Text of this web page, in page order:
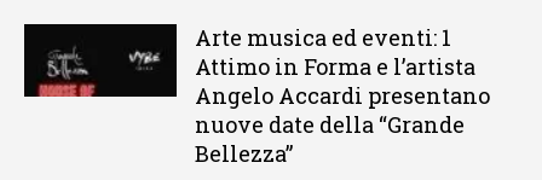
Arte musica ed eventi: 1
Attimo in Forma e l’artista
Angelo Accardi presentano
nuove date della “Grande
Bellezza”